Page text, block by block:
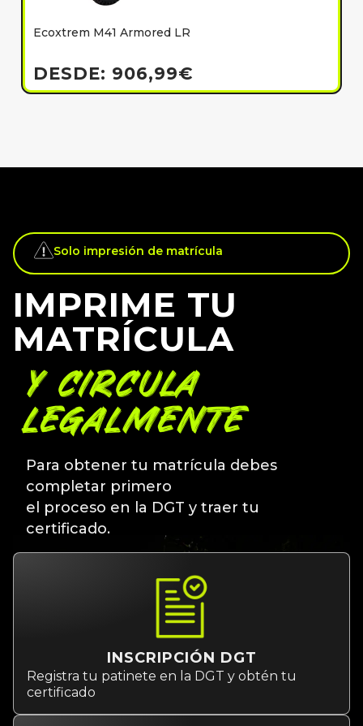
Ecoxtrem M41 Armored LR
DESDE: 906,99€
Solo impresión de matrícula
IMPRIME TU
MATRÍCULA
Y CIRCULA
LEGALMENTE
Para obtener tu matrícula debes
completar primero
el proceso en la DGT y traer tu
certificado.
INSCRIPCIÓN DGT
Registra tu patinete en la DGT y obtén tu
certificado